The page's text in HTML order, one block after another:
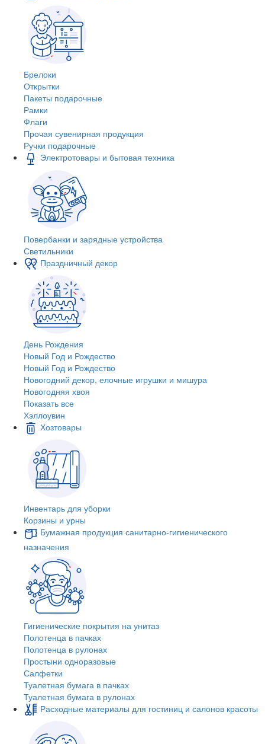
Брелоки
Открытки
Пакеты подарочные
Рамки
Флаги
Прочая сувенирная продукция
Ручки подарочные
Электротовары и бытовая техника
Повербанки и зарядные устройства
Светильники
Праздничный декор
День Рождения
Новый Год и Рождество
Новый Год и Рождество
Новогодний декор, елочные игрушки и мишура
Новогодняя хвоя
Показать все
Хэллоувин
Хозтовары
Инвентарь для уборки
Корзины и урны
Бумажная продукция санитарно-гигиенического
назначения
Гигиенические покрытия на унитаз
Полотенца в пачках
Полотенца в рулонах
Простыни одноразовые
Салфетки
Туалетная бумага в пачках
Туалетная бумага в рулонах
Расходные материалы для гостиниц и салонов красоты